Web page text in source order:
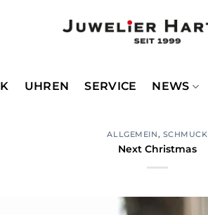
UHREN SERVICE NEWS
ALLGEMEIN, SCHMUCK
Next Christmas